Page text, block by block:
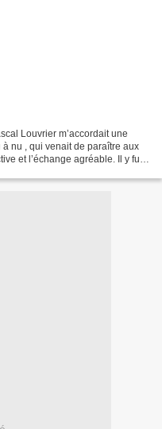
Louvrier m’accordait une
nu , qui venait de paraître aux
et l’échange agréable. Il y fut